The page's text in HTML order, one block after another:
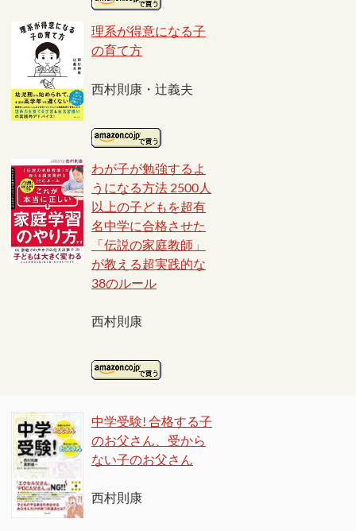
理系が得意になる子
の育て方
西村則康・辻義夫
わが子が勉強するよ
うになる方法 2500人
以上の子どもを超有
名中学に合格させた
「伝説の家庭教師」
が教える超実践的な
38のルール
西村則康
中学受験! 合格する子
のお父さん、受から
ない子のお父さん
西村則康